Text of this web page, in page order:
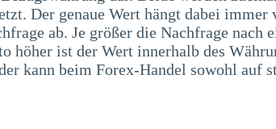
Der genaue Wert hängt dabei immer
ab. Je größer die Nachfrage nach
höher ist der Wert innerhalb des
kann beim Forex-Handel sowohl auf